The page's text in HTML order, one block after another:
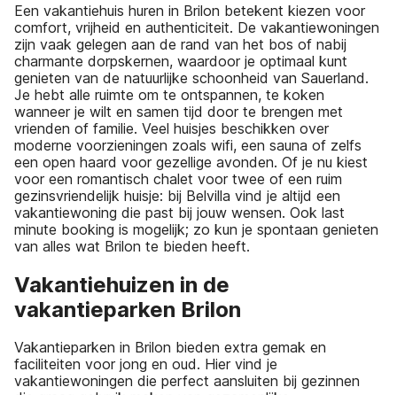
Een vakantiehuis huren in Brilon betekent kiezen voor
comfort, vrijheid en authenticiteit. De vakantiewoningen
zijn vaak gelegen aan de rand van het bos of nabij
charmante dorpskernen, waardoor je optimaal kunt
genieten van de natuurlijke schoonheid van Sauerland.
Je hebt alle ruimte om te ontspannen, te koken
wanneer je wilt en samen tijd door te brengen met
vrienden of familie. Veel huisjes beschikken over
moderne voorzieningen zoals wifi, een sauna of zelfs
een open haard voor gezellige avonden. Of je nu kiest
voor een romantisch chalet voor twee of een ruim
gezinsvriendelijk huisje: bij Belvilla vind je altijd een
vakantiewoning die past bij jouw wensen. Ook last
minute booking is mogelijk; zo kun je spontaan genieten
van alles wat Brilon te bieden heeft.
Vakantiehuizen in de
vakantieparken Brilon
Vakantieparken in Brilon bieden extra gemak en
faciliteiten voor jong en oud. Hier vind je
vakantiewoningen die perfect aansluiten bij gezinnen